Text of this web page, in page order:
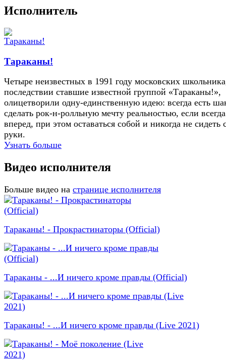
Исполнитель
Тараканы!
Четыре неизвестных в 1991 году московских
последствии ставшие известной группой «Тараканы!»,
олицетворили одну-единственную идею: всегда есть
сделать рок-н-ролльную мечту реальностью, если
вперед, при этом оставаться собой и никогда не сидеть
руки.
Узнать больше
Видео исполнителя
Больше видео на странице исполнителя
Тараканы! - Прокрастинаторы (Official)
Тараканы - ...И ничего кроме правды (Official)
Тараканы! - ...И ничего кроме правды (Live 2021)